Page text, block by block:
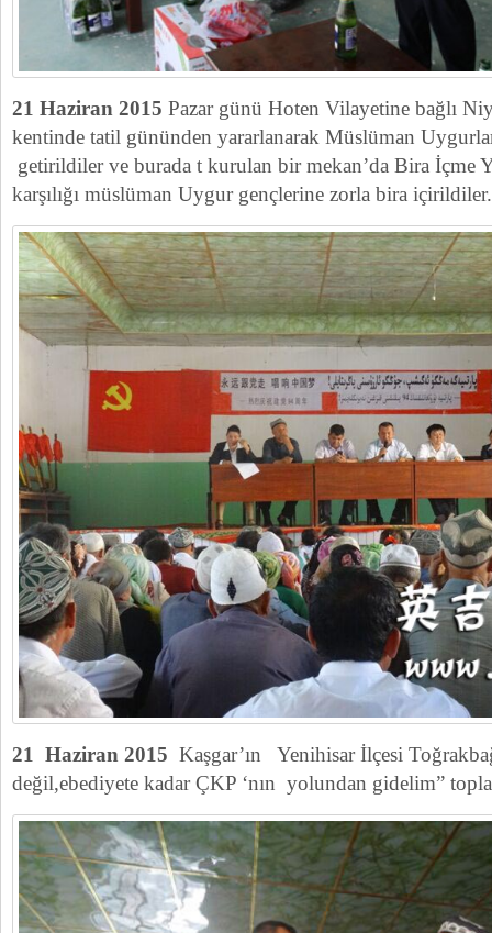
21 Haziran 2015 Pazar günü Hoten Vilayetine bağlı
kentinde tatil gününden yararlanarak Müslüman
getirildiler ve burada t kurulan bir mekan’da Bira İçme
karşılığı müslüman Uygur gençlerine zorla bira içirildiler.
21 Haziran 2015 Kaşgar’ın Yenihisar İlçesi
değil,ebediyete kadar ÇKP ‘nın yolundan gidelim”